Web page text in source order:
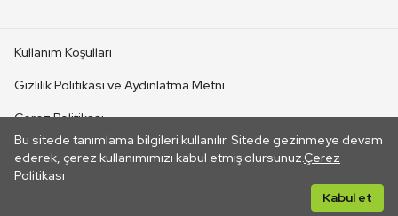
Bu sitede tanımlama bilgileri kullanılır. Sitede gezinmeye devam
ederek, çerez kullanımımızı kabul etmiş olursunuz.Çerez
Politikası
Kabul et
CANLI YAYINLAR
Kullanım Koşulları
Gizlilik Politikası ve Aydınlatma Metni
Çerez Politikası
İletişim
Her hakkı saklıdır. ©2026 TRT. Bağlantı yoluyla gidilen dış